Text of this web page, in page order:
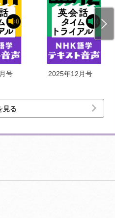
号 2025年12月号
見る